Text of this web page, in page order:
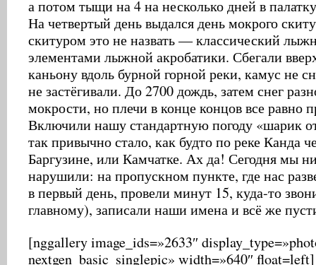
а потом тыщи на 4 на несколько дней в
На четвертый день выдался день мокрого
скитуром это не назвать — классический
элементами лыжной акробатики. Сбегали
каньону вдоль бурной горной реки, камус не
не застёгивали. До 2700 дождь, затем снег
мокрости, но плечи в конце концов все равно
Включили нашу стандартную погоду «шарик
так привычно стало, как будто по реке Канда
Баргузине, или Камчатке. Ах да! Сегодня мы
нарушили: на пропускном пункте, где нас
в первый день, провели минут 15, куда-то
главному), записали наши имена и всё же
[nggallery image_ids=»2633″
nextgen_basic_singlepic» width=»640″ float=left]